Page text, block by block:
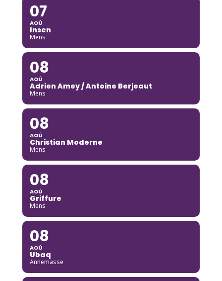
07
AOÛ
Insen
Mens
08
AOÛ
Adrien Amey / Antoine Berjeaut
Mens
08
AOÛ
Christian Moderne
Mens
08
AOÛ
Griffure
Mens
08
AOÛ
Ubaq
Annemasse